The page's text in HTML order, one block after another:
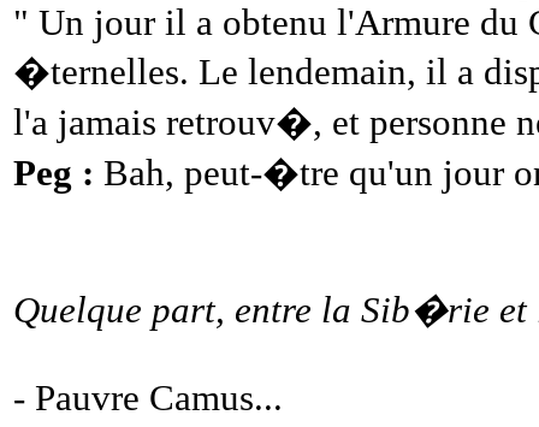
" Un jour il a obtenu l'Armure du
�ternelles. Le lendemain, il a
l'a jamais retrouv�, et personne
Peg : Bah, peut-�tre qu'un jour
Quelque part, entre la Sib�rie et
- Pauvre Camus...